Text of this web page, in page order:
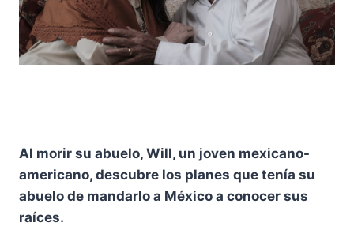
Al morir su abuelo, Will, un joven mexicano-
americano, descubre los planes que tenía su
abuelo de mandarlo a México a conocer sus
raíces.